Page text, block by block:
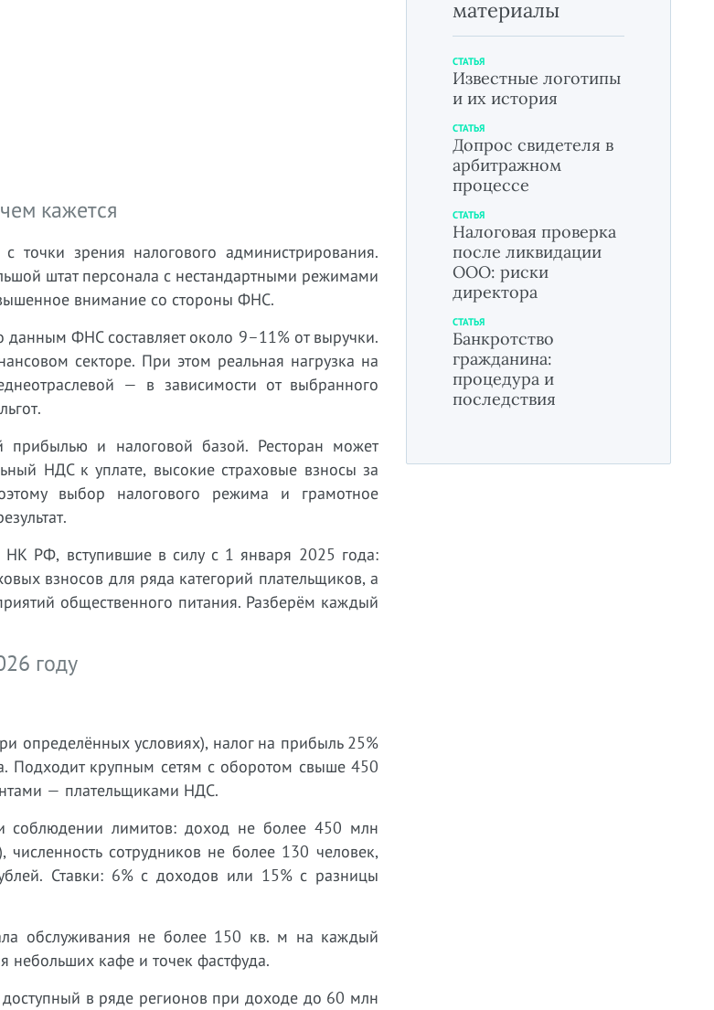
кажется
зрения налогового администрирования.
штат персонала с нестандартными режимами
внимание со стороны ФНС.
данным ФНС составляет около 9–11% от выручки.
секторе. При этом реальная нагрузка на
— в зависимости от выбранного
прибылью и налоговой базой. Ресторан может
НДС к уплате, высокие страховые взносы за
выбор налогового режима и грамотное
РФ, вступившие в силу с 1 января 2025 года:
взносов для ряда категорий плательщиков, а
общественного питания. Разберём каждый
году
определённых условиях), налог на прибыль 25%
Подходит крупным сетям с оборотом свыше 450
— плательщиками НДС.
соблюдении лимитов: доход не более 450 млн
сотрудников не более 130 человек,
Ставки: 6% с доходов или 15% с разницы
обслуживания не более 150 кв. м на каждый
небольших кафе и точек фастфуда.
в ряде регионов при доходе до 60 млн
материалы
СТАТЬЯ
Известные логотипы
и их история
СТАТЬЯ
Допрос свидетеля в
арбитражном
процессе
СТАТЬЯ
Налоговая проверка
после ликвидации
ООО: риски
директора
СТАТЬЯ
Банкротство
гражданина:
процедура и
последствия